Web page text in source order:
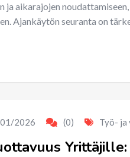
ja aikarajojen
Ajankäytön seuranta on
2026 (0) Työ- ja